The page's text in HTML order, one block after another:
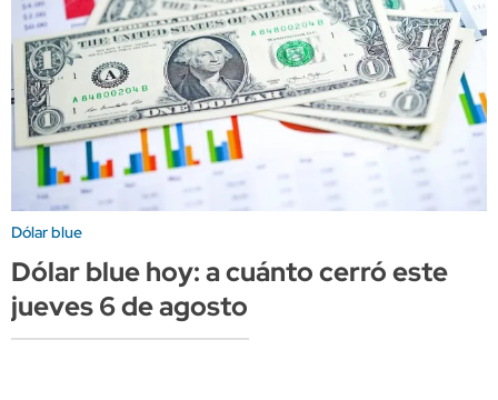
Dólar blue
Dólar blue hoy: a cuánto cerró este
jueves 6 de agosto